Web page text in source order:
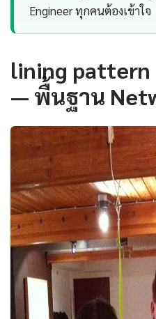
Engineer ทุกคนต้องเข้าใจ
lining pattern
— พื้นฐาน